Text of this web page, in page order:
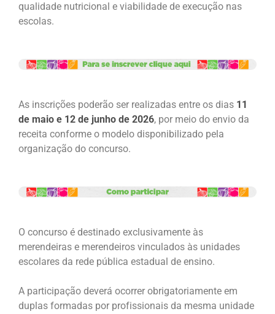
qualidade nutricional e viabilidade de execução nas
escolas.
As inscrições poderão ser realizadas entre os dias 11
de maio e 12 de junho de 2026, por meio do envio da
receita conforme o modelo disponibilizado pela
organização do concurso.
O concurso é destinado exclusivamente às
merendeiras e merendeiros vinculados às unidades
escolares da rede pública estadual de ensino.
A participação deverá ocorrer obrigatoriamente em
duplas formadas por profissionais da mesma unidade